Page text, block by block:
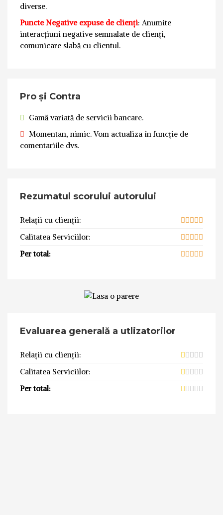
diverse.
Puncte Negative expuse de clienți: Anumite
interacțiuni negative semnalate de clienți,
comunicare slabă cu clientul.
Pro și Contra
Gamă variată de servicii bancare.
Momentan, nimic. Vom actualiza în funcție de
comentariile dvs.
Rezumatul scorului autorului
Relații cu clienții:
Calitatea Serviciilor:
Per total:
Evaluarea generală a utlizatorilor
Relații cu clienții:
Calitatea Serviciilor:
Per total: